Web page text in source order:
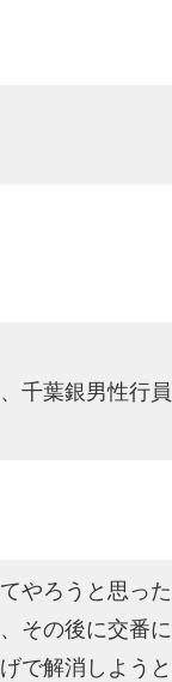
千葉銀男性行員
やろうと思っ
その後に交番
で解消しようと